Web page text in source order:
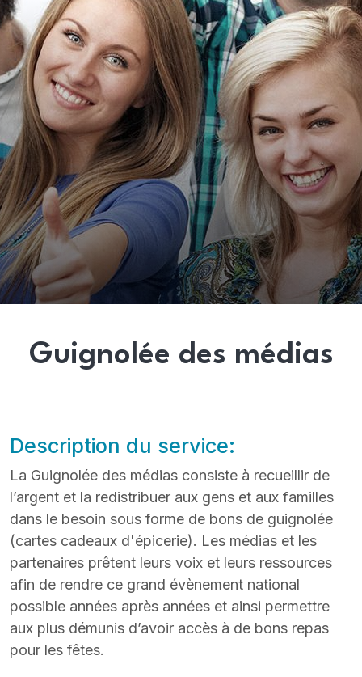
Guignolée des médias
Description du service:
La Guignolée des médias consiste à recueillir de
l’argent et la redistribuer aux gens et aux familles
dans le besoin sous forme de bons de guignolée
(cartes cadeaux d'épicerie). Les médias et les
partenaires prêtent leurs voix et leurs ressources
afin de rendre ce grand évènement national
possible années après années et ainsi permettre
aux plus démunis d’avoir accès à de bons repas
pour les fêtes.